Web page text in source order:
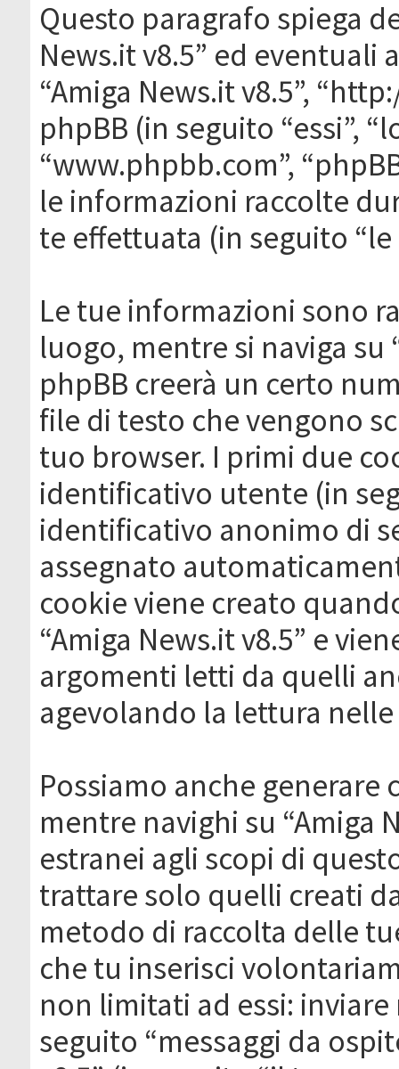
Questo paragrafo spiega
News.it v8.5” ed eventuali
“Amiga News.it v8.5”,
phpBB (in seguito “essi”,
“www.phpbb.com”,
le informazioni raccolte
te effettuata (in seguito
Le tue informazioni sono
luogo, mentre si naviga su
phpBB creerà un certo
file di testo che vengono
tuo browser. I primi due
identificativo utente (in
identificativo anonimo di
assegnato
cookie viene creato
“Amiga News.it v8.5” e
argomenti letti da quelli
agevolando la lettura
Possiamo anche
mentre navighi su “Amiga
estranei agli scopi di
trattare solo quelli creati
metodo di raccolta delle
che tu inserisci
non limitati ad essi:
seguito “messaggi da